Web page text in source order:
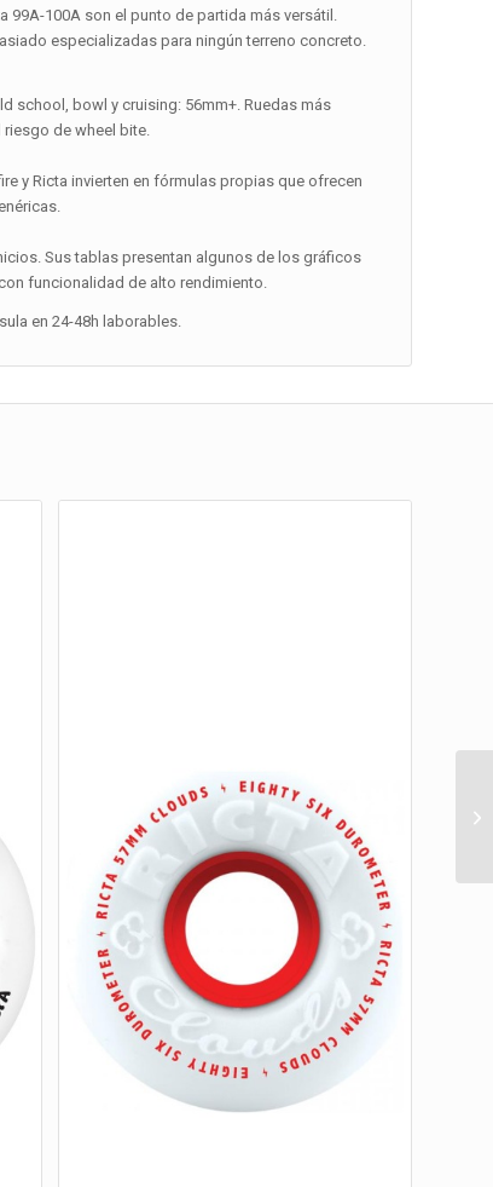
99A-100A son el punto de partida más versátil.
especializadas para ningún terreno concreto.
school, bowl y cruising: 56mm+. Ruedas más
de wheel bite.
y Ricta invierten en fórmulas propias que ofrecen
Sus tablas presentan algunos de los gráficos
funcionalidad de alto rendimiento.
en 24-48h laborables.